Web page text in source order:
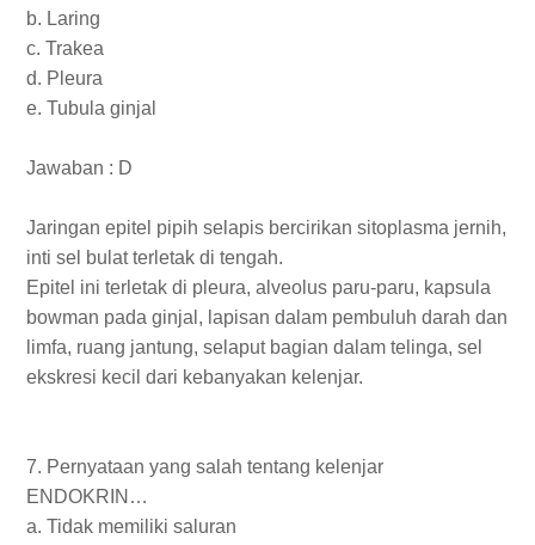
b. Laring
c. Trakea
d. Pleura
e. Tubula ginjal
Jawaban : D
Jaringan epitel pipih selapis bercirikan sitoplasma jernih,
inti sel bulat terletak di tengah.
Epitel ini terletak di pleura, alveolus paru-paru, kapsula
bowman pada ginjal, lapisan dalam pembuluh darah dan
limfa, ruang jantung, selaput bagian dalam telinga, sel
ekskresi kecil dari kebanyakan kelenjar.
7. Pernyataan yang salah tentang kelenjar
ENDOKRIN…
a. Tidak memiliki saluran